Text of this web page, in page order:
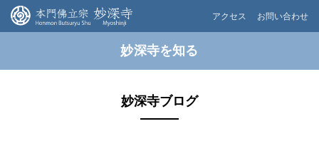
アクセス お問い合わせ
妙深寺を知る
妙深寺ブログ